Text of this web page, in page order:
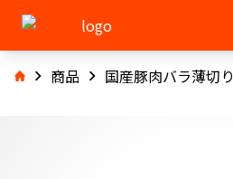
商品 国産豚肉バラ薄切り